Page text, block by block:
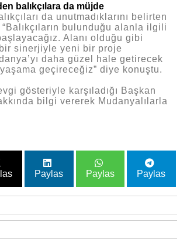
balıkçılara da müjde
da unutmadıklarını belirten
bulunduğu alanla ilgili
Alanı olduğu gibi
sinerjiyle yeni bir proje
daha güzel hale getirecek
geçireceğiz” diye konuştu.
gösteriyle karşıladığı Başkan
bilgi vererek Mudanyalılarla
Paylas Paylas Paylas